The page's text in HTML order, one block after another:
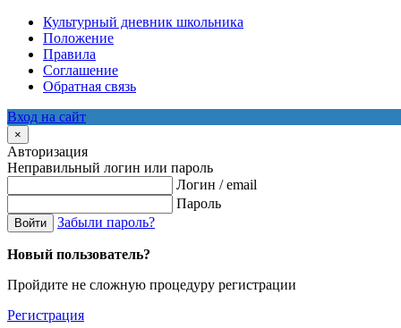
Культурный дневник школьника
Положение
Правила
Соглашение
Обратная связь
Вход на сайт
×
Авторизация
Неправильный логин или пароль
Логин / email
Пароль
Войти Забыли пароль?
Новый пользователь?
Пройдите не сложную процедуру регистрации
Регистрация